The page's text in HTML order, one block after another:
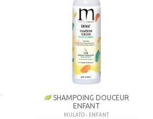
SHAMPOING DOUCEUR
ENFANT
MULATO - ENFANT